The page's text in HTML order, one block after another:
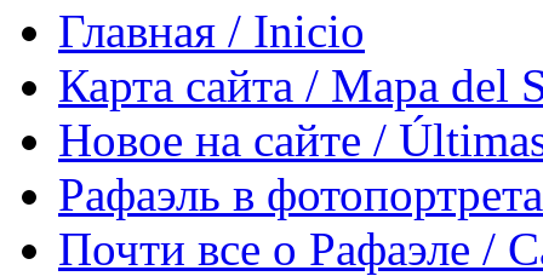
Главная / Inicio
Карта сайта / Mapa del
Новое на сайте /
Рафаэль в
Почти все о Рафаэле /